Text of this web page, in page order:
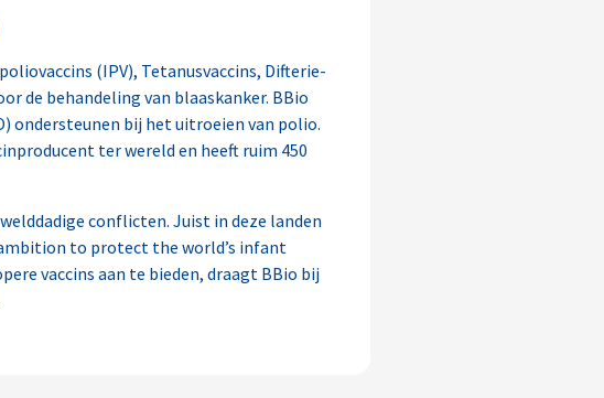
(IPV), Tetanusvaccins, Difterie-
de behandeling van blaaskanker. BBio
ondersteunen bij het uitroeien van polio.
ter wereld en heeft ruim 450
conflicten. Juist in deze landen
to protect the world’s infant
vaccins aan te bieden, draagt BBio bij